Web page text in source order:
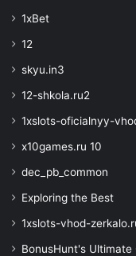
1xBet
12
skyu.in3
12-shkola.ru2
1xslots-oficialnyy-
x10games.ru 10
dec_pb_common
Exploring the Best
1xslots-vhod-
BonusHunt's Ultimate